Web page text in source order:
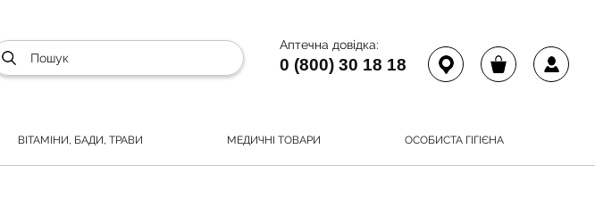
Аптечна довідка:
0 (800) 30 18 18
ВІТАМІНИ, БАДИ, ТРАВИ МЕДИЧНІ ТОВАРИ ОСОБИСТА ГІГІЄНА